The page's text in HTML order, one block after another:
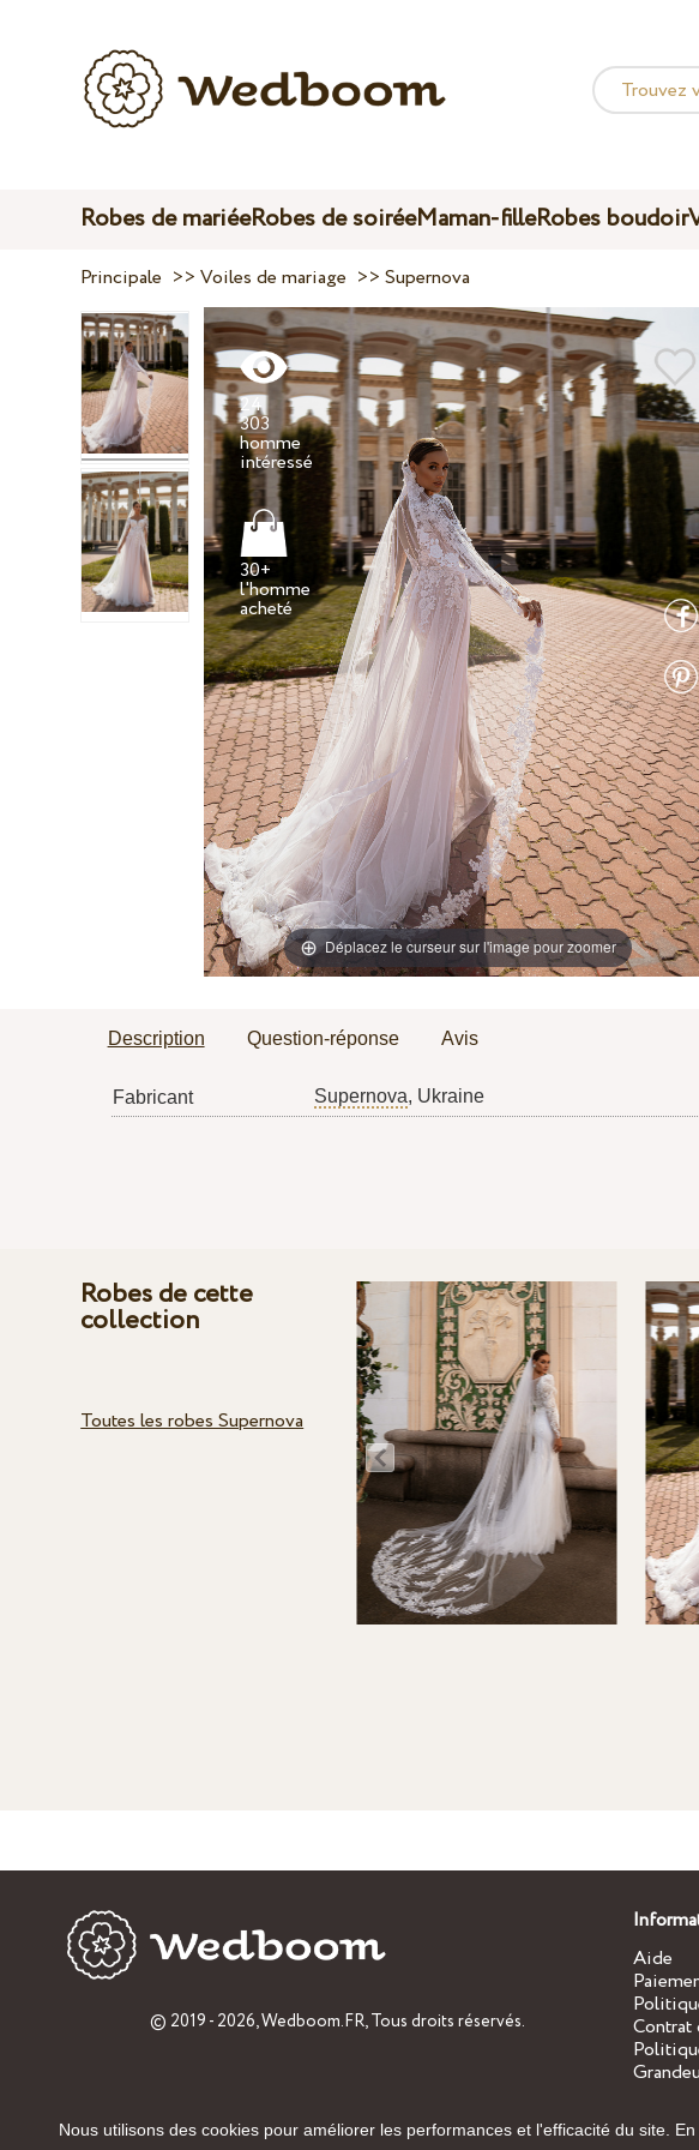
Robes de mariéeRobes de soiréeMaman-filleRobes boudoir
Principale >>Voiles de mariage >>Supernova
Déplacez le curseur sur l'image pour zoomer
24
303
homme
30+
l'homme
acheté
Description Question-réponse Avis
Fabricant Supernova, Ukraine
Robes de cette
collection
Toutes les robes Supernova
© 2019 - 2026,Wedboom.FR, Tous droits réservés.
Aide
Contrat
Nous utilisons des cookies pour améliorer les performances et l'efficacité du site.